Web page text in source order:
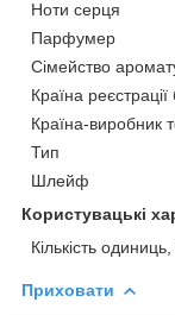
Ноти серця
Парфумер
Сімейство
Країна
Країна-виробник
Тип
Шлейф
Користувацькi
Кількість
Приховати